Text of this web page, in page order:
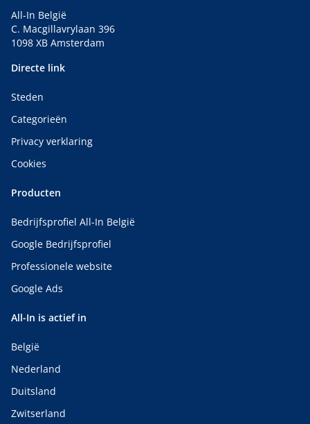
All-In België
C. Macgillavrylaan 396
1098 XB Amsterdam
Directe link
Steden
Categorieën
Privacy verklaring
Cookies
Producten
Bedrijfsprofiel All-In België
Google Bedrijfsprofiel
Professionele website
Google Ads
All-In is actief in
België
Nederland
Duitsland
Zwitserland